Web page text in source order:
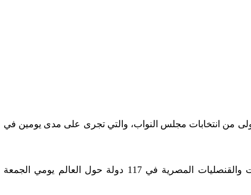
من انتخابات مجلس النواب، والتي تجرى على مدى يومين في
وكان المصريون في الخارج أدلوا بأصواتهم بالسفارات والقنصليات المصرية في 117 دولة حول العالم يومي الجمعة